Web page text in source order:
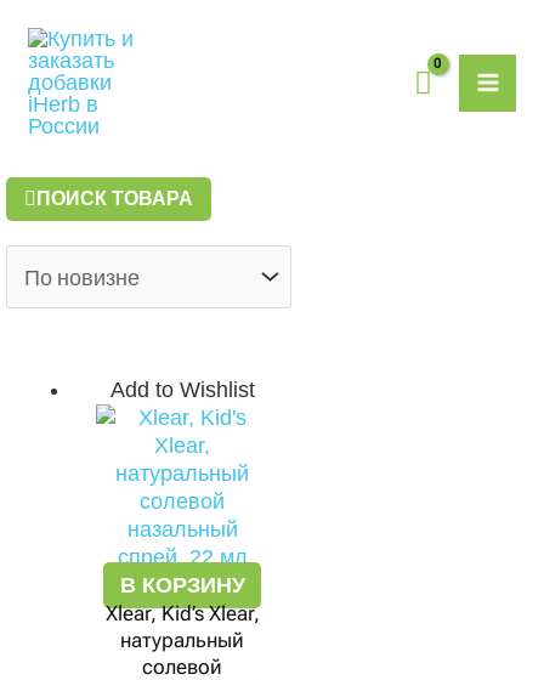
содержимому
ПОИСК ТОВАРА
Add to Wishlist
В КОРЗИНУ
Xlear, Kid’s Xlear,
натуральный
солевой